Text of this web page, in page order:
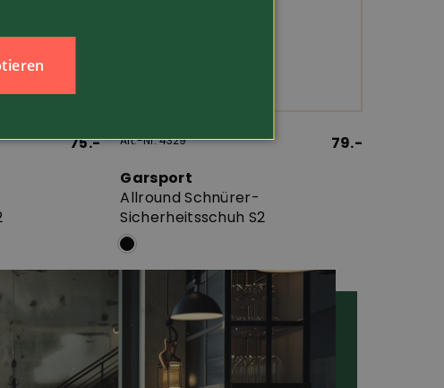
75.-
Art.-Nr. 4329
79.-
Garsport
Allround Schnürer-
Sicherheitsschuh S2